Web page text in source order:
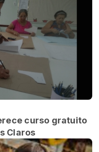
curso gratuito
Claros